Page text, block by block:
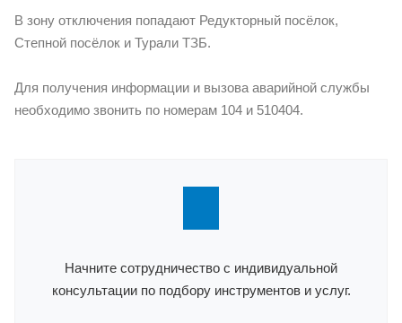
В зону отключения попадают Редукторный посёлок,
Степной посёлок и Турали ТЗБ.
Для получения информации и вызова аварийной службы
необходимо звонить по номерам 104 и 510404.
Начните сотрудничество с индивидуальной
консультации по подбору инструментов и услуг.